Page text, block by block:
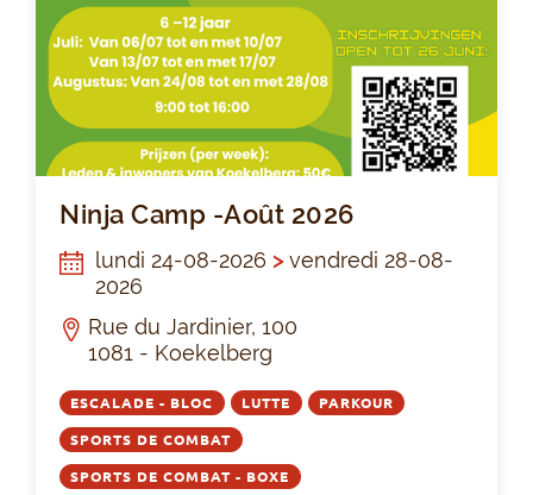
Ninja Camp -Août 2026
lundi 24-08-2026 >vendredi 28-08-
2026
Rue du Jardinier, 100
1081 - Koekelberg
ESCALADE - BLOC LUTTE PARKOUR
SPORTS DE COMBAT
SPORTS DE COMBAT - BOXE